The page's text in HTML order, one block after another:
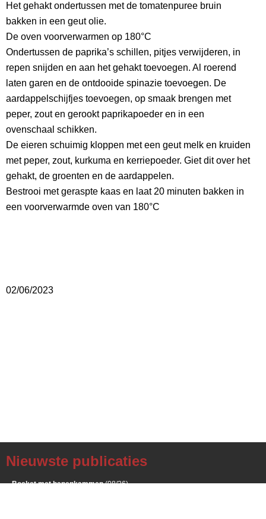
Het gehakt ondertussen met de tomatenpuree bruin
bakken in een geut olie.
De oven voorverwarmen op 180°C
Ondertussen de paprika’s schillen, pitjes verwijderen, in
repen snijden en aan het gehakt toevoegen. Al roerend
laten garen en de ontdooide spinazie toevoegen. De
aardappelschijfjes toevoegen, op smaak brengen met
peper, zout en gerookt paprikapoeder en in een
ovenschaal schikken.
De eieren schuimig kloppen met een geut melk en kruiden
met peper, zout, kurkuma en kerriepoeder. Giet dit over het
gehakt, de groenten en de aardappelen.
Bestrooi met geraspte kaas en laat 20 minuten bakken in
een voorverwarmde oven van 180°C
02/06/2023
Nieuwste publicaties
Boeket met hanenkammen(08/26)